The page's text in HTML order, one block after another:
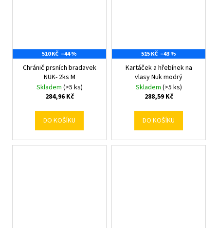
510 KČ –44 %
Chránič prsních bradavek
NUK- 2ks M
Skladem (>5 ks)
284,96 Kč
DO KOŠÍKU
515 KČ –43 %
Kartáček a hřebínek na
vlasy Nuk modrý
Skladem (>5 ks)
288,59 Kč
DO KOŠÍKU